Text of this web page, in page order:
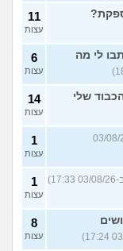
11
עצות
לי מה
6
עצות
שלי 14
עצות
בת 20, כתבה ב-03/08/26
1
עצות
1
עצות
8
עצות